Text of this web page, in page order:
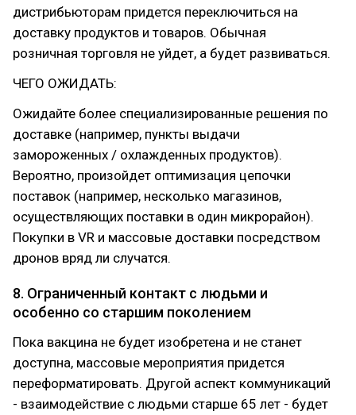
дистрибьюторам придется переключиться на
доставку продуктов и товаров. Обычная
розничная торговля не уйдет, а будет развиваться.
ЧЕГО ОЖИДАТЬ:
Ожидайте более специализированные решения по
доставке (например, пункты выдачи
замороженных / охлажденных продуктов).
Вероятно, произойдет оптимизация цепочки
поставок (например, несколько магазинов,
осуществляющих поставки в один микрорайон).
Покупки в VR и массовые доставки посредством
дронов вряд ли случатся.
8. Ограниченный контакт с людьми и
особенно со старшим поколением
Пока вакцина не будет изобретена и не станет
доступна, массовые мероприятия придется
переформатировать. Другой аспект коммуникаций
- взаимодействие с людьми старше 65 лет - будет